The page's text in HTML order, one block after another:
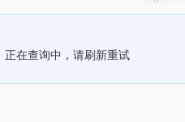
正在查询中，请刷新重试